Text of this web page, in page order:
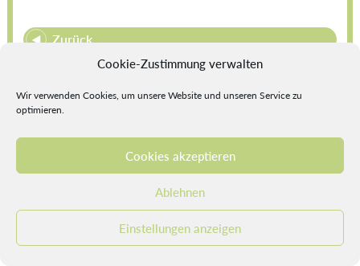
Cookie-Zustimmung verwalten
Wir verwenden Cookies, um unsere Website und unseren Service zu
optimieren.
Cookies akzeptieren
Ablehnen
Einstellungen anzeigen
Zurück
Nach oben
Seite Drucken